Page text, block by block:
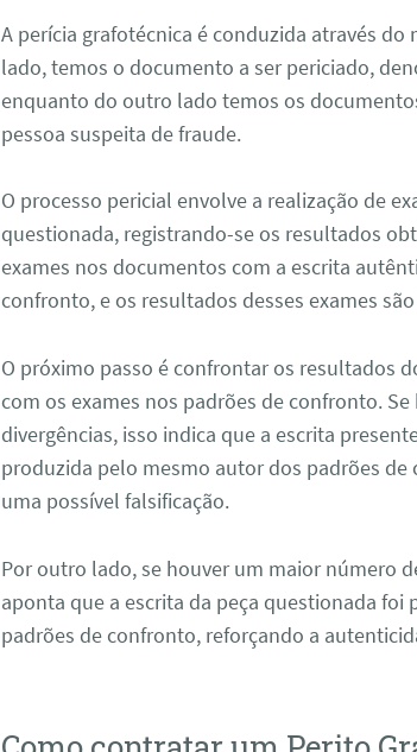
A perícia grafotécnica é conduzida através
lado, temos o documento a ser periciado,
enquanto do outro lado temos os
pessoa suspeita de fraude.
O processo pericial envolve a realização de
questionada, registrando-se os resultados
exames nos documentos com a escrita
confronto, e os resultados desses exames
O próximo passo é confrontar os resultados
com os exames nos padrões de confronto.
divergências, isso indica que a escrita
produzida pelo mesmo autor dos padrões
uma possível falsificação.
Por outro lado, se houver um maior número
aponta que a escrita da peça questionada
padrões de confronto, reforçando a